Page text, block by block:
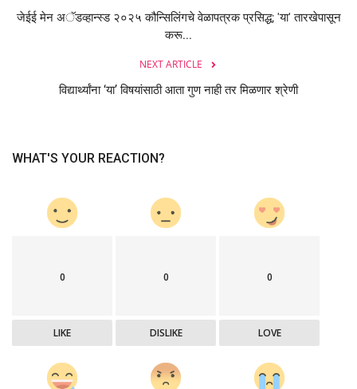
जेईई मेन अॅडव्हान्स्ड २०२५ कौन्सिलिंगचे वेळापत्रक प्रसिद्ध; 'या' तारखेपासून
करू...
NEXT ARTICLE
विद्यार्थ्यांना ‘या’ विषयांसाठी आता गुण नाही तर मिळणार श्रेणी
WHAT'S YOUR REACTION?
0
LIKE
0
DISLIKE
0
LOVE